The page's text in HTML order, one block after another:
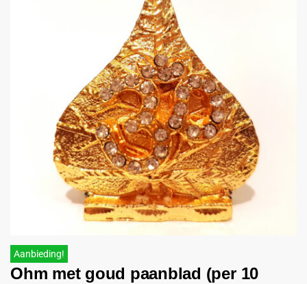
Aanbieding!
Ohm met goud paanblad (per 10